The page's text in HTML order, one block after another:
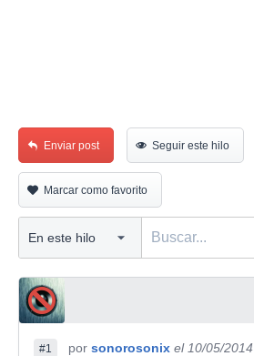
Enviar post Seguir este hilo
Marcar como favorito
#1 por sonorosonix el 10/05/2014